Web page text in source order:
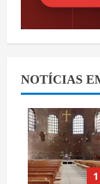
NOTÍCIAS
1